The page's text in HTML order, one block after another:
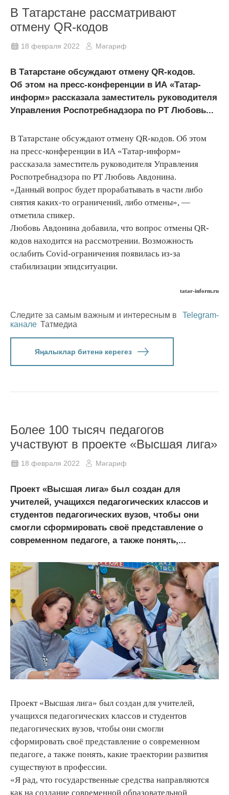
В Татарстане рассматривают
отмену QR-кодов
18 февраля 2022 Мәгариф
В Татарстане обсуждают отмену QR-кодов.
Об этом на пресс-конференции в ИА «Татар-
информ» рассказала заместитель руководителя
Управления Роспотребнадзора по РТ Любовь...
В Татарстане обсуждают отмену QR-кодов. Об этом
на пресс-конференции в ИА «Татар-информ»
рассказала заместитель руководителя Управления
Роспотребнадзора по РТ Любовь Авдонина.
«Данный вопрос будет прорабатывать в части либо
снятия каких-то ограничений, либо отмены», —
отметила спикер.
Любовь Авдонина добавила, что вопрос отмены QR-
кодов находится на рассмотрении. Возможность
ослабить Covid-ограничения появилась из-за
стабилизации эпидситуации.
tatar-inform.ru
Следите за самым важным и интересным в
Telegram-
канале Татмедиа
Яңалыклар битенә керегез
Более 100 тысяч педагогов
участвуют в проекте «Высшая лига»
18 февраля 2022 Мәгариф
Проект «Высшая лига» был создан для
учителей, учащихся педагогических классов и
студентов педагогических вузов, чтобы они
смогли сформировать своё представление о
современном педагоге, а также понять,...
Проект «Высшая лига» был создан для учителей,
учащихся педагогических классов и студентов
педагогических вузов, чтобы они смогли
сформировать своё представление о современном
педагоге, а также понять, какие траектории развития
существуют в профессии.
«Я рад, что государственные средства направляются
как на создание современной образовательной